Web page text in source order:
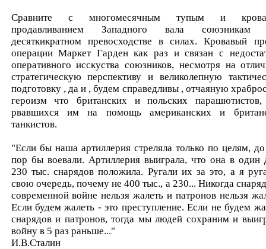
Сравните с многомесячным тупым и
продавливанием Западного вала союзникам
десяткикратном превосходстве в силах. Кровавый
операции Маркет Гарден как раз и связан с
оперативного исскуства союзников, несмотря на
стратегическую перспективу и великолепную
подготовку , да и , будем справедливы , отчаяную
героизм что британских и польских
рвавшихся им на помощь американских и
танкистов.
"Если бы наша артиллерия стреляла только по целям,
пор бы воевали. Артиллерия выиграла, что она в один
230 тыс. снарядов положила. Ругали их за это, а я
свою очередь, почему не 400 тыс., а 230... Никогда
современной войне нельзя жалеть и патронов нельзя
Если будем жалеть - это преступление. Если не будем
снарядов и патронов, тогда мы людей сохраним и
войну в 5 раз раньше..."
И.В.Сталин